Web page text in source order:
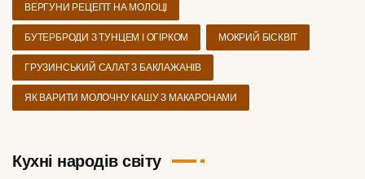
ВЕРГУНИ РЕЦЕПТ НА МОЛОЦІ
БУТЕРБРОДИ З ТУНЦЕМ І ОГІРКОМ МОКРИЙ БІСКВІТ
ГРУЗИНСЬКИЙ САЛАТ З БАКЛАЖАНІВ
ЯК ВАРИТИ МОЛОЧНУ КАШУ З МАКАРОНАМИ
Кухні народів світу